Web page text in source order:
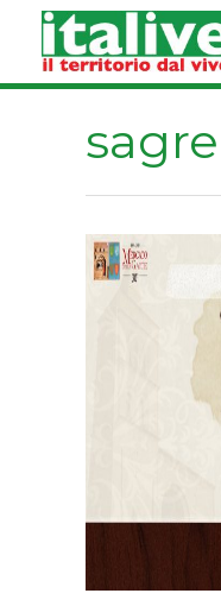
contenuto